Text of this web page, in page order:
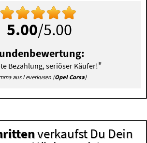
5.00/5.00
Bezahlung, seriöser Käufer!"
aus Leverkusen (Opel Corsa)
verkaufst Du Dein